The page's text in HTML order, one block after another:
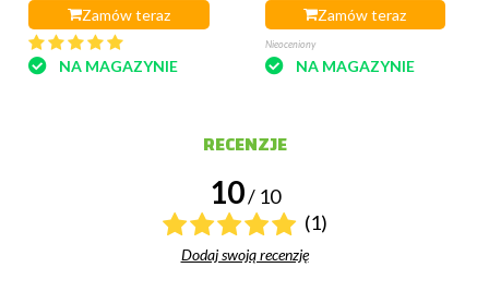
Zamów teraz
NA MAGAZYNIE
Zamów teraz
Nieoceniony
NA MAGAZYNIE
RECENZJE
10/ 10
(1)
Dodaj swoją recenzję